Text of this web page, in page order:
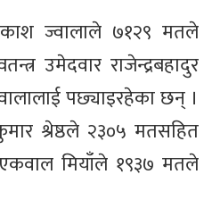
ज्वालाले ७१२९ मतले
उमेदवार राजेन्द्रबहादुर
पछ्याइरहेका छन् ।
श्रेष्ठले २३०५ मतसहित
मियाँले १९३७ मतले